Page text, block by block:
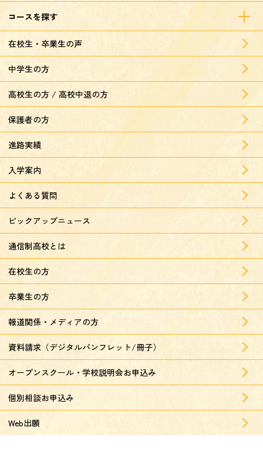
コースを探す
在校生・卒業生の声
中学生の方
高校生の方 / 高校中退の方
保護者の方
進路実績
入学案内
よくある質問
ピックアップニュース
通信制高校とは
在校生の方
卒業生の方
報道関係・メディアの方
資料請求（デジタルパンフレット/冊子）
オープンスクール・学校説明会お申込み
個別相談お申込み
Web出願